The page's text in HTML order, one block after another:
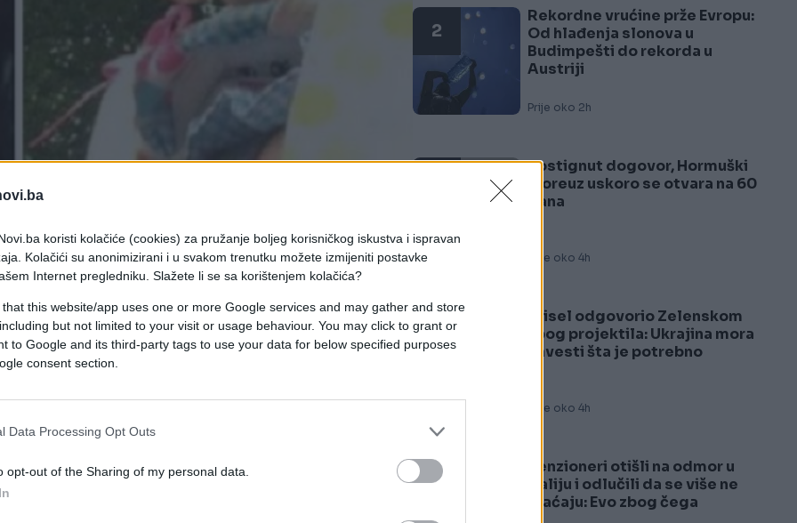
koristi kolačiće (cookies) za pružanje boljeg korisničkog iskustva i ispravan
Kolačići su anonimizirani i u svakom trenutku možete izmijeniti postavke
Internet pregledniku. Slažete li se sa korištenjem kolačića?
that this website/app uses one or more Google services and may gather and store
but not limited to your visit or usage behaviour. You may click to grant or
to Google and its third-party tags to use your data for below specified purposes
consent section.
Data Processing Opt Outs
opt-out of the Sharing of my personal data.
i za to vrijeme odlučila pogledati što ima novo na
kupanju i za to vrijeme odlučila pogledati što
na dijete koje je preminulo od posljedica
6-mjesečnu curicu Zaylu na kupanje i
mreži - Facebooku, ni ne sluteći
2
Rekordne vrućine prže Evropu:
Od hlađenja slonova u
Budimpešti do rekorda u
Austriji
Prije oko 2h
Postignut dogovor, Hormuški
moreuz uskoro se otvara na 60
dana
Prije oko 4h
4
Brisel odgovorio Zelenskom
zbog projektila: Ukrajina mora
navesti šta je potrebno
Prije oko 4h
5
Penzioneri otišli na odmor u
Italiju i odlučili da se više ne
vraćaju: Evo zbog čega